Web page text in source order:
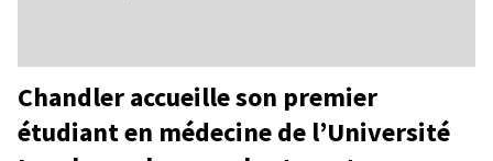
Chandler accueille son premier
étudiant en médecine de l’Université